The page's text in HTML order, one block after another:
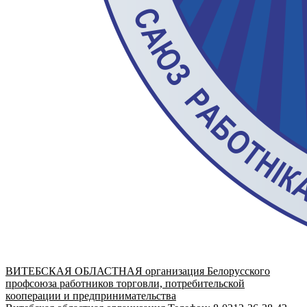
ВИТЕБСКАЯ ОБЛАСТНАЯ организация Белорусского
профсоюза работников торговли, потребительской
кооперации и предпринимательства